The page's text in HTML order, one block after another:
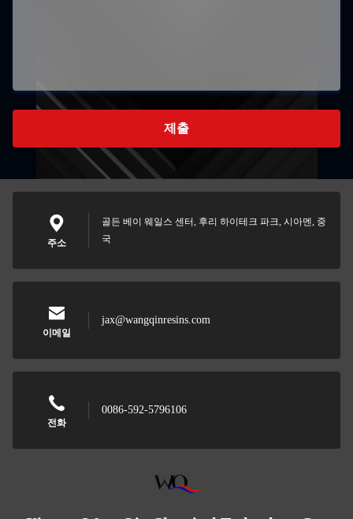
제출
주소
골든 베이 웨일스 센터, 후리 하이테크 파크, 시아멘, 중
국
이메일
jax@wangqinresins.com
전화
0086-592-5796106